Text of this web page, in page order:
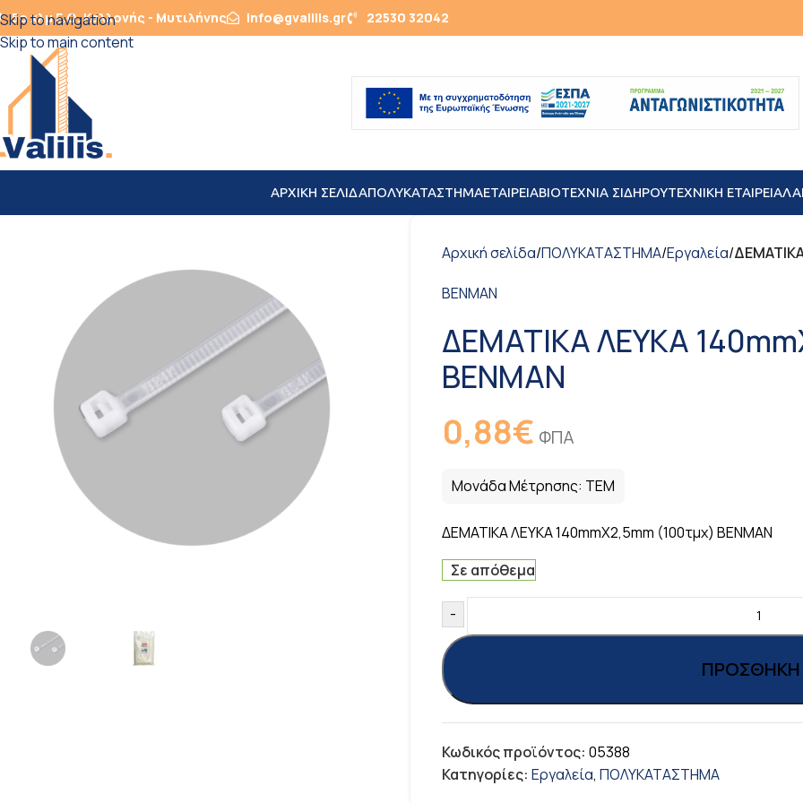
Skip to navigation
Skip to main content
5ο χλμ Ε.Ο. Καλλονής - Μυτιλήνης info@gvalilis.gr 22530 32042
ΑΡΧΙΚΗ ΣΕΛΙΔΑΠΟΛΥΚΑΤΑΣΤΗΜΑΕΤΑΙΡΕΙΑΒΙΟΤΕΧΝΙΑ ΣΙΔΗΡΟΥTEXNIKH ΕΤΑΙΡΕΙΑ
Αρχική σελίδα/ΠΟΛΥΚΑΤΑΣΤΗΜΑ/Εργαλεία/
BENMAN
ΔΕΜΑΤΙΚΑ ΛΕΥΚΑ
BENMAN
0,88€ ΦΠΑ
Μονάδα Μέτρησης: ΤΕΜ
ΔΕΜΑΤΙΚΑ ΛΕΥΚΑ 140mmX2,5mm (100τμχ) BENMAN
Σε απόθεμα
-
ΠΡΟΣΘΉΚΗ
Κωδικός προϊόντος: 05388
Κατηγορίες: Εργαλεία, ΠΟΛΥΚΑΤΑΣΤΗΜΑ